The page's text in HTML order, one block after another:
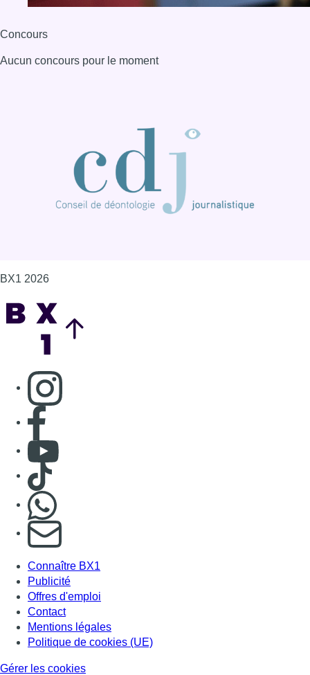
Concours
Aucun concours pour le moment
BX1 2026
Consulter page Instagram
Consulter page Facebook
Consulter Youtube
Consulter TikTok
S'abonner à notre newsletter
Connaître BX1
Publicité
Offres d'emploi
Contact
Mentions légales
Politique de cookies (UE)
Gérer les cookies